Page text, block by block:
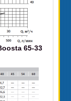
65-33